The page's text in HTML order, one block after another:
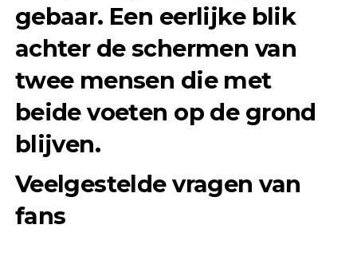
gebaar. Een eerlijke blik
achter de schermen van
twee mensen die met
beide voeten op de grond
blijven.
Veelgestelde vragen van
fans